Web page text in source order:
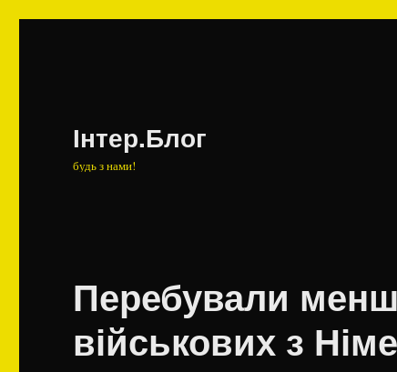
Інтер.Блог
будь з нами!
Перебували
військових з